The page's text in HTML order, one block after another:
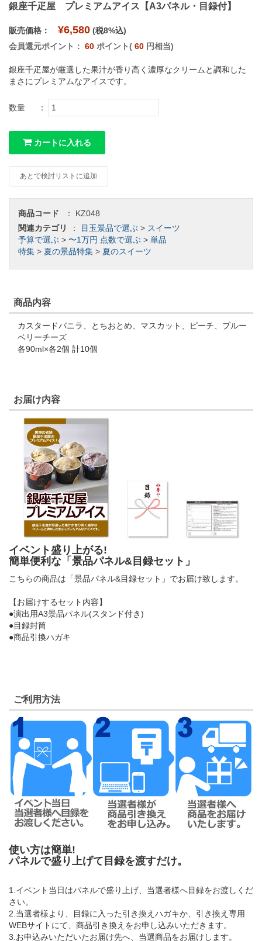
銀座千疋屋 プレミアムアイス【A3パネル・目録付】
販売価格： ¥6,580 (税8%込)
会員還元ポイント： 60 ポイント( 60 円相当)
銀座千疋屋が厳選した果汁が香り高く濃厚なクリームと調和した
まさにプレミアムなアイスです。
数量 ：
カートに入れる
あとで検討リストに追加
商品コード ： KZ048
関連カテゴリ
： 目玉景品で選ぶ > スイーツ
予算で選ぶ > 〜1万円 点数で選ぶ > 単品
特集 > 夏の景品特集 > 夏のスイーツ
商品内容
カスタードバニラ、とちおとめ、マスカット、ピーチ、ブルー
ベリーチーズ
各90ml×各2個 計10個
お届け内容
イベント盛り上がる!
簡単便利な「景品パネル&目録セット」
こちらの商品は「景品パネル&目録セット」でお届け致します。
【お届けするセット内容】
●演出用A3景品パネル(スタンド付き)
●目録封筒
●商品引換ハガキ
ご利用方法
使い方は簡単!
パネルで盛り上げて目録を渡すだけ。
1.イベント当日はパネルで盛り上げ、当選者様へ目録をお渡しくだ
さい。
2.当選者様より、目録に入った引き換えハガキか、引き換え専用
WEBサイトにて、商品引き換えをお申し込みいただきます。
3.お申込みいただいたお届け先へ、当選商品をお届けします。